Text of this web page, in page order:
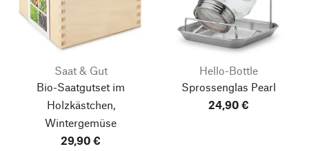
Saat & Gut
Bio-Saatgutset im
Holzkästchen,
Wintergemüse
29,90 €
Hello-Bottle
Sprossenglas Pearl
24,90 €